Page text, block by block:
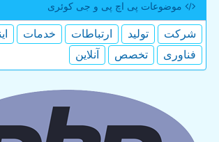
موضوعات پی اچ پی و جی كوئری
شركت تولید ارتباطات خدمات
فناوری
تخصص آنلاین